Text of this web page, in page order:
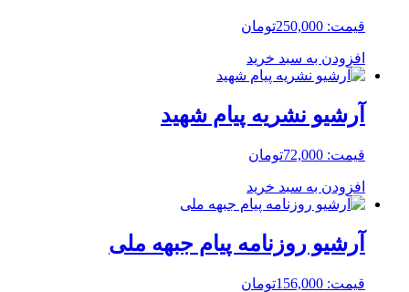
قیمت: 250,000تومان
افزودن به سبد خرید
آرشیو نشریه پیام شهید
قیمت: 72,000تومان
افزودن به سبد خرید
آرشیو روزنامه پیام جبهه ملی
قیمت: 156,000تومان